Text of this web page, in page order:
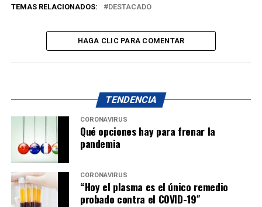
TEMAS RELACIONADOS: DESTACADO
HAGA CLIC PARA COMENTAR
TENDENCIA
CORONAVIRUS
Qué opciones hay para frenar la
pandemia
CORONAVIRUS
“Hoy el plasma es el único remedio
probado contra el COVID-19″